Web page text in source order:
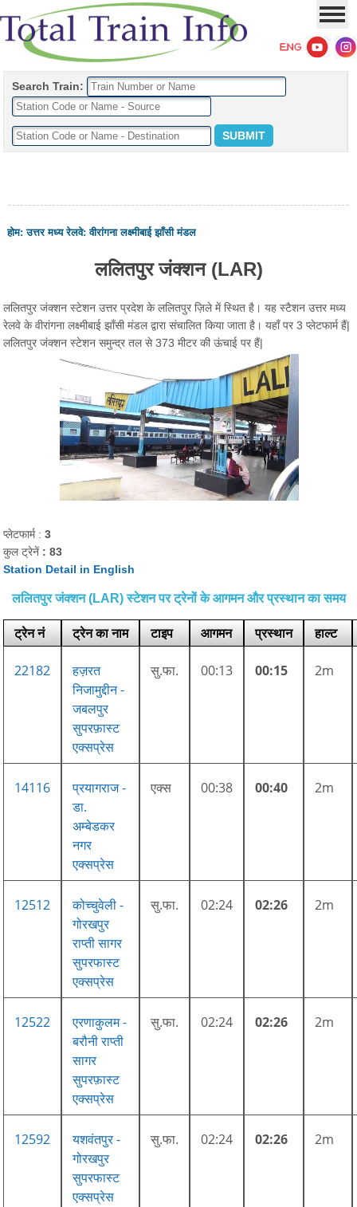
Search Train:
होम:उत्तर मध्य रेलवे:वीरांगना लक्ष्मीबाई झाँसी मंडल
ललितपुर जंक्शन (LAR)
ललितपुर जंक्शन स्टेशन उत्तर प्रदेश के ललितपुर ज़िले में स्थित है। यह स्टैशन उत्तर मध्य
रेलवे के वीरांगना लक्ष्मीबाई झाँसी मंडल द्वारा संचालित किया जाता है। यहाँ पर 3 प्लेटफार्म हैं|
ललितपुर जंक्शन स्टेशन समुन्द्र तल से 373 मीटर की ऊंचाई पर हैं|
प्लेटफार्म :3
कुल ट्रेनें : 83
Station Detail in English
ललितपुर जंक्शन (LAR) स्टेशन पर ट्रेनों के आगमन और प्रस्थान का समय
ट्रेन नं ट्रेन का नाम टाइप आगमन प्रस्थान हाल्ट
22182
हज़रत
निजामुद्दीन -
जबलपुर
सुपरफ़ास्ट
एक्सप्रेस
सु.फा. 00:13 00:15 2m
14116
प्रयागराज -
डा.
अम्बेडकर
नगर
एक्सप्रेस
एक्स 00:38 00:40 2m
12512
कोच्चुवेली -
गोरखपुर
राप्ती सागर
सुपरफास्ट
एक्सप्रेस
सु.फा. 02:24 02:26 2m
12522
एरणाकुलम -
बरौनी राप्ती
सागर
सुपरफ़ास्ट
एक्सप्रेस
सु.फा. 02:24 02:26 2m
12592
यशवंतपुर -
गोरखपुर
सुपरफास्ट
एक्सप्रेस
सु.फा. 02:24 02:26 2m